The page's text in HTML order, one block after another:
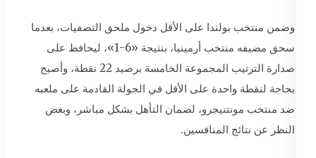
وضمن منتخب بولندا على الأقل دخول ملحق التصفيات، بعدما
سحق مضيفه منتخب أرمينيا، بنتيجة «6-1»، ليحافظ على
صدارة الترتيب المجموعة الخامسة برصيد 22 نقطة، وأصبح
بحاجة لنقطة واحدة على الأقل في الجولة القادمة على ملعبه
ضد منتخب مونتنيجرو، لضمان التأهل بشكل مباشر، وبغض
النظر عن نتائج المنافسين.